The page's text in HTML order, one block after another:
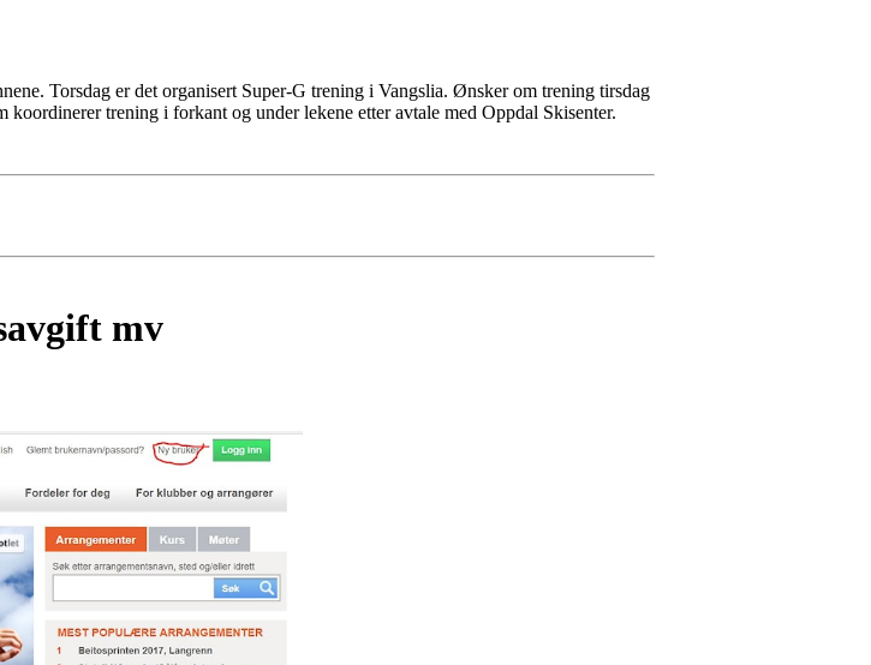
Torsdag er det organisert Super-G trening i Vangslia. Ønsker om trening tirsdag
koordinerer trening i forkant og under lekene etter avtale med Oppdal Skisenter.
mv